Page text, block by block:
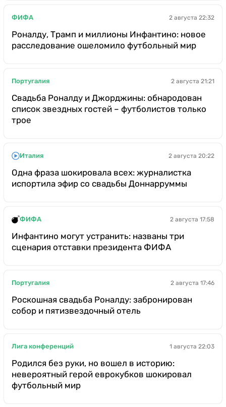
ФИФА 2 августа 22:32
Роналду, Трамп и миллионы Инфантино: новое
расследование ошеломило футбольный мир
Португалия 2 августа 21:21
Свадьба Роналду и Джорджины: обнародован
список звездных гостей – футболистов только
трое
Италия 2 августа 20:22
Одна фраза шокировала всех: журналистка
испортила эфир со свадьбы Доннарруммы
ФИФА 2 августа 17:58
Инфантино могут устранить: названы три
сценария отставки президента ФИФА
Португалия 2 августа 17:46
Роскошная свадьба Роналду: забронирован
собор и пятизвездочный отель
Лига конференций 1 августа 22:03
Родился без руки, но вошел в историю:
невероятный герой еврокубков шокировал
футбольный мир